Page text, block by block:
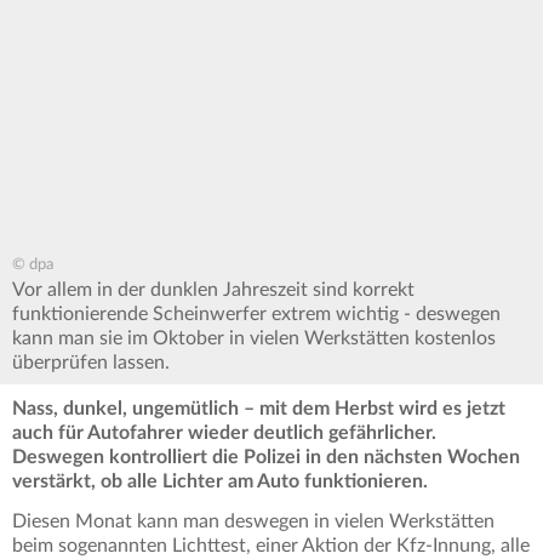
© dpa
Vor allem in der dunklen Jahreszeit sind korrekt
funktionierende Scheinwerfer extrem wichtig - deswegen
kann man sie im Oktober in vielen Werkstätten kostenlos
überprüfen lassen.
Nass, dunkel, ungemütlich – mit dem Herbst wird es jetzt
auch für Autofahrer wieder deutlich gefährlicher.
Deswegen kontrolliert die Polizei in den nächsten Wochen
verstärkt, ob alle Lichter am Auto funktionieren.
Diesen Monat kann man deswegen in vielen Werkstätten
beim sogenannten Lichttest, einer Aktion der Kfz-Innung, alle